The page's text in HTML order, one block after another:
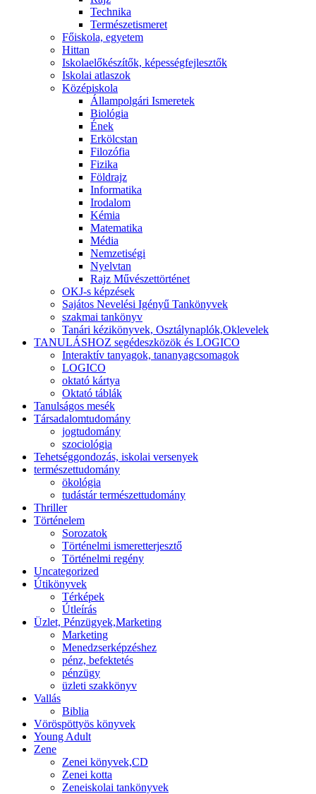
Technika
Természetismeret
Főiskola, egyetem
Hittan
Iskolaelőkészítők, képességfejlesztők
Iskolai atlaszok
Középiskola
Állampolgári Ismeretek
Biológia
Ének
Erkölcstan
Filozófia
Fizika
Földrajz
Informatika
Irodalom
Kémia
Matematika
Média
Nemzetiségi
Nyelvtan
Rajz Művészettörténet
OKJ-s képzések
Sajátos Nevelési Igényű Tankönyvek
szakmai tankönyv
Tanári kézikönyvek, Osztálynaplók,Oklevelek
TANULÁSHOZ segédeszközök és LOGICO
Interaktív tanyagok, tananyagcsomagok
LOGICO
oktató kártya
Oktató táblák
Tanulságos mesék
Társadalomtudomány
jogtudomány
szociológia
Tehetséggondozás, iskolai versenyek
természettudomány
ökológia
tudástár természettudomány
Thriller
Történelem
Sorozatok
Történelmi ismeretterjesztő
Történelmi regény
Uncategorized
Útikönyvek
Térképek
Útleírás
Üzlet, Pénzügyek,Marketing
Marketing
Menedzserképzéshez
pénz, befektetés
pénzügy
üzleti szakkönyv
Vallás
Biblia
Vöröspöttyös könyvek
Young Adult
Zene
Zenei könyvek,CD
Zenei kotta
Zeneiskolai tankönyvek